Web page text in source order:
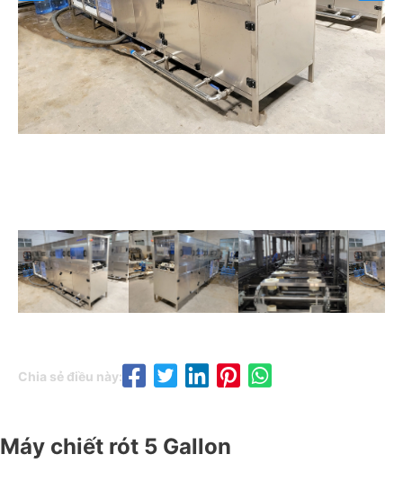
Chia sẻ điều này:
Máy chiết rót 5 Gallon